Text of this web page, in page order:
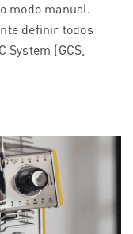
modo manual.
definir todos
System (GCS,